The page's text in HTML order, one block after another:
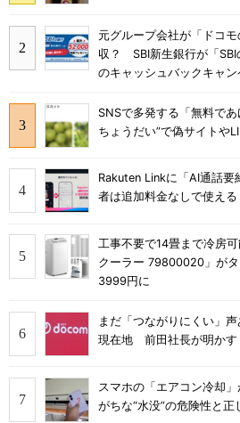
元グループ会社が「ドコ
収？ SBI新生銀行が「SBI
のキャッシュバックキャ
SNSで多発する「無料で
ちょうだい”で偽サイトや
Rakuten Linkに「AI通話要
者は追加料金なしで使える
工事不要で14畳まで冷房
クーラー 79800020」が
3999円に
まだ「つながりにくい」
現在地 前田社長が明かす
スマホの「エアコン冷却
がちな“水没”の危険性と正